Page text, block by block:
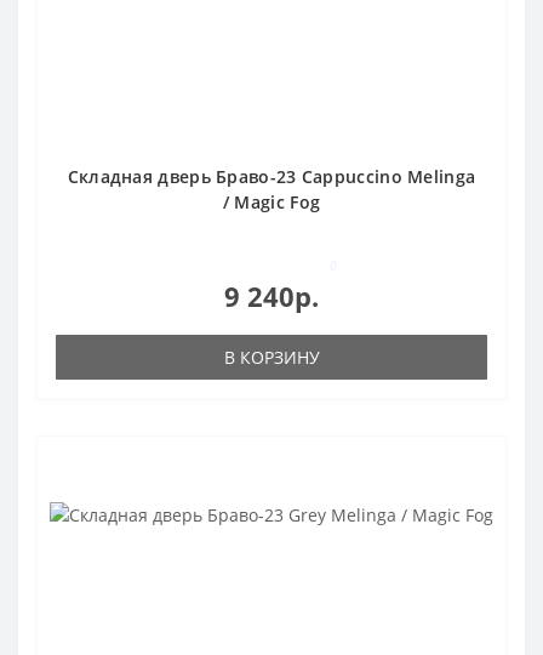
Складная дверь Браво-23 Cappuccino Melinga
/ Magic Fog
9 240р.
В КОРЗИНУ